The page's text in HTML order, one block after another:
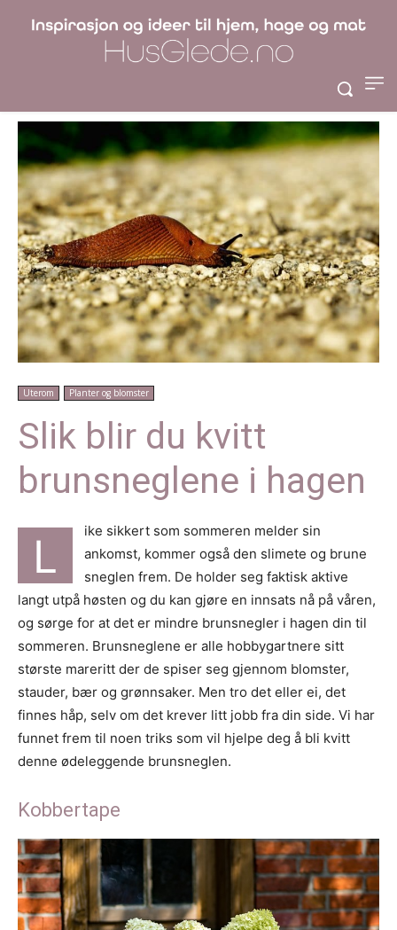
brunsneglene i
Uterom Planter og blomster
Slik blir du kvitt
brunsneglene i hagen
L
ike sikkert som sommeren melder sin
ankomst, kommer også den slimete og brune
sneglen frem. De holder seg faktisk aktive
langt utpå høsten og du kan gjøre en innsats nå på våren,
og sørge for at det er mindre brunsnegler i hagen din til
sommeren. Brunsneglene er alle hobbygartnere sitt
største mareritt der de spiser seg gjennom blomster,
stauder, bær og grønnsaker. Men tro det eller ei, det
finnes håp, selv om det krever litt jobb fra din side. Vi har
funnet frem til noen triks som vil hjelpe deg å bli kvitt
denne ødeleggende brunsneglen.
Kobbertape